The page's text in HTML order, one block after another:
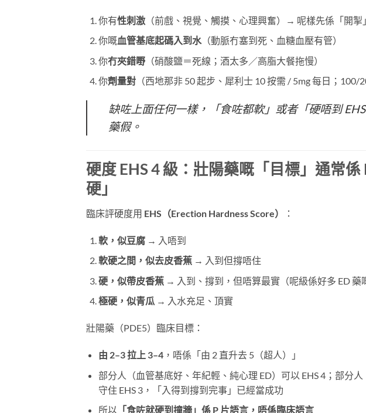
你有性刺激（前戲、視覺、觸摸、心理興奮）→ 呢樣先係「開掣」
你嘅血管基底起碼入到水（動脈冇塞到死、血糖血壓有管）
你冇夾錯嘢（硝酸鹽＝死線；酒太多／高脂大餐拖慢）
你劑量對（西地那非 50 起步、犀利士 10 按需 / 5mg 每日；100/
缺咗上面任何一樣，「食咗都軟」或者「硬唔到
藥假。
硬度 EHS 4 級：壯陽藥嘅「目標」通常
硬」
臨床評硬度用 EHS（Erection Hardness Score） ：
軟，似豆腐​ → 入唔到
軟硬之間，似去皮香蕉​ → 入到但撐唔住
硬，似帶皮香蕉 → 入到、撐到，但唔算最實（呢級係好多 ED 藥
極硬，似青瓜​ → 入水充足、頂實
壯陽藥（PDE5）臨床目標：
由 2–3 拉上 3–4，唔係「由 2 直升去 5（超人）」
部分人（血管基底好、年紀輕、純心理 ED）可以 EHS 4；部分
守住 EHS 3，「入得到撐到完事」已經當成功
所以 「食咗就硬到撞牆」係 P 片語言，唔係臨床語言